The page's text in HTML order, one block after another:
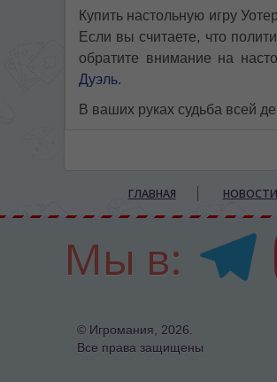
Купить настольную игру
Если вы считаете, что
обратите внимание на
Дуэль.
В ваших руках судьба всей
ГЛАВНАЯ НОВОСТИ
Мы в:
© Игромания, 2026.
Все права защищены